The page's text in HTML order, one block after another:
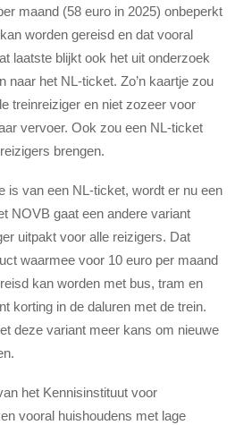
maand (58 euro in 2025) onbeperkt
worden gereisd en dat vooral
laatste blijkt ook het uit onderzoek
naar het NL-ticket. Zo’n kaartje zou
treinreiziger en niet zozeer voor
vervoer. Ook zou een NL-ticket
brengen.
is van een NL-ticket, wordt er nu een
NOVB gaat een andere variant
uitpakt voor alle reizigers. Dat
waarmee voor 10 euro per maand
kan worden met bus, tram en
korting in de daluren met de trein.
deze variant meer kans om nieuwe
het Kennisinstituut voor
vooral huishoudens met lage